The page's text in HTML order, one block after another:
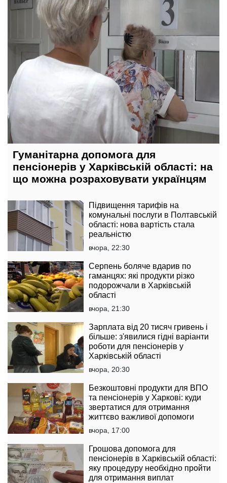
Гуманітарна допомога для
пенсіонерів у Харківській області: на
що можна розраховувати українцям
Підвищення тарифів на
комунальні послуги в Полтавській
області: нова вартість стала
реальністю
вчора, 22:30
Серпень боляче вдарив по
гаманцях: які продукти різко
подорожчали в Харківській
області
вчора, 21:30
Зарплата від 20 тисяч гривень і
більше: з'явилися гідні варіанти
роботи для пенсіонерів у
Харківській області
вчора, 20:30
Безкоштовні продукти для ВПО
та пенсіонерів у Харкові: куди
звертатися для отримання
життєво важливої допомоги
вчора, 17:00
Грошова допомога для
пенсіонерів в Харківській області:
яку процедуру необхідно пройти
для отримання виплат